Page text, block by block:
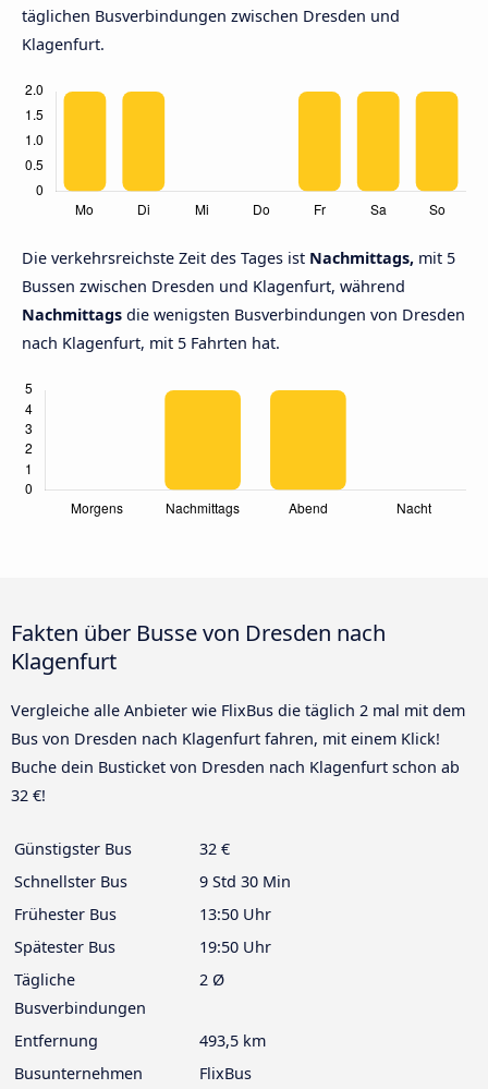
täglichen Busverbindungen zwischen Dresden und
Klagenfurt.
Die verkehrsreichste Zeit des Tages ist Nachmittags, mit 5
Bussen zwischen Dresden und Klagenfurt, während
Nachmittags die wenigsten Busverbindungen von Dresden
nach Klagenfurt, mit 5 Fahrten hat.
Fakten über Busse von Dresden nach
Klagenfurt
Vergleiche alle Anbieter wie FlixBus die täglich 2 mal mit dem
Bus von Dresden nach Klagenfurt fahren, mit einem Klick!
Buche dein Busticket von Dresden nach Klagenfurt schon ab
32 €!
Günstigster Bus
32 €
Schnellster Bus
9 Std 30 Min
Frühester Bus
13:50 Uhr
Spätester Bus
19:50 Uhr
Tägliche
Busverbindungen
2 Ø
Entfernung
493,5 km
Busunternehmen
FlixBus